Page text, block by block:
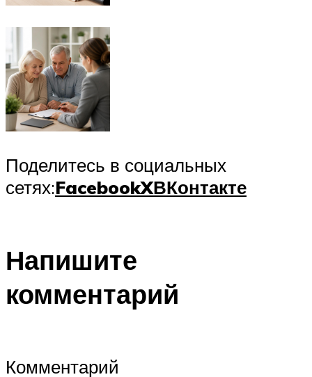
Поделитесь в социальных
сетях:FacebookXВКонтакте
Напишите
комментарий
Комментарий